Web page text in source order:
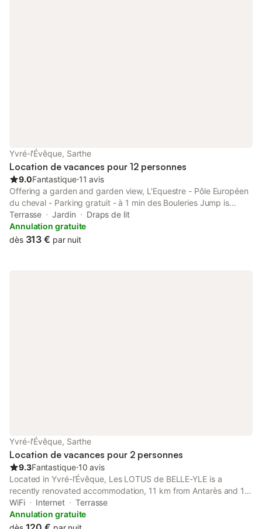
Yvré-l'Évêque, Sarthe
Location de vacances pour 12 personnes
9.0Fantastique⋅11 avis
Offering a garden and garden view, L'Equestre - Pôle Européen
du cheval - Parking gratuit - à 1 min des Bouleries Jump is
situated in Yvré-lʼÉvêque, 16 km from Le Mans Circuit and 5.1
km from Le Mansgolfier Golf Club.
Terrasse Jardin
Draps de lit
Annulation gratuite
dès 313 € par nuit
Yvré-l'Évêque, Sarthe
Location de vacances pour 2 personnes
9.3Fantastique⋅10 avis
Located in Yvré-lʼÉvêque, Les LOTUS de BELLE-YLE is a
recently renovated accommodation, 11 km from Antarès and 13
km from Le Mans Circuit. The property features garden views
and is 5.5 km from Le Mansgolfier Golf Club and 6.
WiFi Internet
Terrasse
Annulation gratuite